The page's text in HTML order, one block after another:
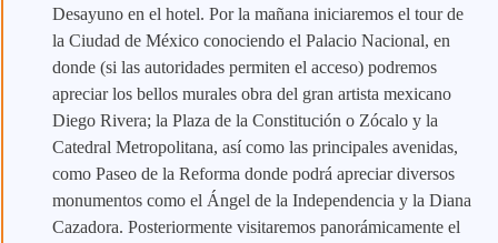
Desayuno en el hotel. Por la mañana iniciaremos el tour de
la Ciudad de México conociendo el Palacio Nacional, en
donde (si las autoridades permiten el acceso) podremos
apreciar los bellos murales obra del gran artista mexicano
Diego Rivera; la Plaza de la Constitución o Zócalo y la
Catedral Metropolitana, así como las principales avenidas,
como Paseo de la Reforma donde podrá apreciar diversos
monumentos como el Ángel de la Independencia y la Diana
Cazadora. Posteriormente visitaremos panorámicamente el